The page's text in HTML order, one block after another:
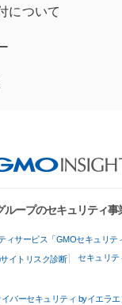
について
ループのセキュリティ事
ィサービス「GMOセキュリテ
イトリスク診断 セキュリテ
バーセキュリティ byイエラエ